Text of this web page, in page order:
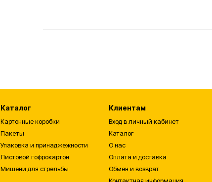
Каталог
Картонные коробки
Пакеты
Упаковка и принаджежности
Листовой гофрокартон
Мишени для стрельбы
Клиентам
Вход в личный кабинет
Каталог
О нас
Оплата и доставка
Обмен и возврат